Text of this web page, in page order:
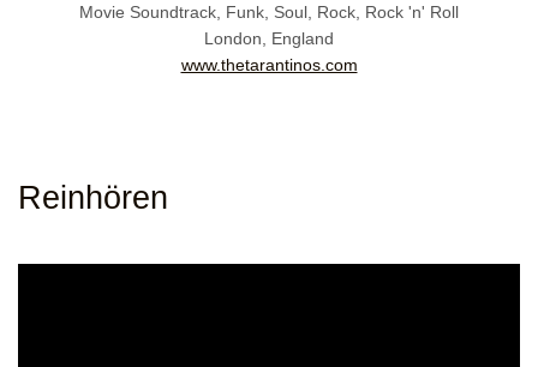
Movie Soundtrack, Funk, Soul, Rock, Rock 'n' Roll
London, England
www.thetarantinos.com
Reinhören